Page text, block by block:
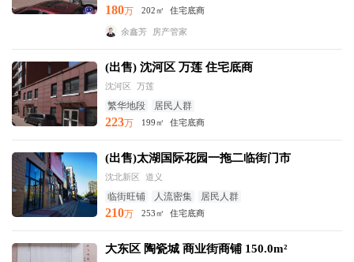
180万 202㎡ 住宅底商
余鑫芳 房产管家
(出售) 沈河区 万莲 住宅底商
沈河区 万莲
繁华地段 居民人群
223万 199㎡ 住宅底商
(出售)太湖国际花园一拖二临街门市
沈北新区 道义
临街旺铺 人流密集 居民人群
210万 253㎡ 住宅底商
大东区 陶瓷城 商业街商铺 150.0m²